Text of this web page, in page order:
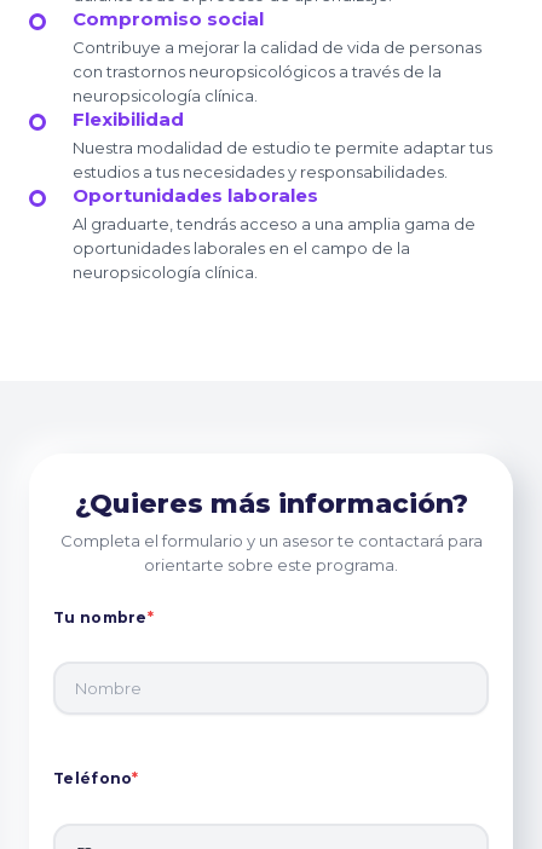
Compromiso social
Contribuye a mejorar la calidad de vida de personas
con trastornos neuropsicológicos a través de la
neuropsicología clínica.
Flexibilidad
Nuestra modalidad de estudio te permite adaptar tus
estudios a tus necesidades y responsabilidades.
Oportunidades laborales
Al graduarte, tendrás acceso a una amplia gama de
oportunidades laborales en el campo de la
neuropsicología clínica.
¿Quieres más información?
Completa el formulario y un asesor te contactará para
orientarte sobre este programa.
Tu nombre*
Teléfono*